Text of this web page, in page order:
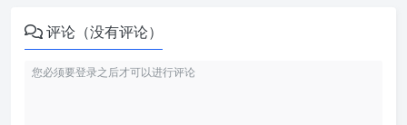
评论（没有评论）